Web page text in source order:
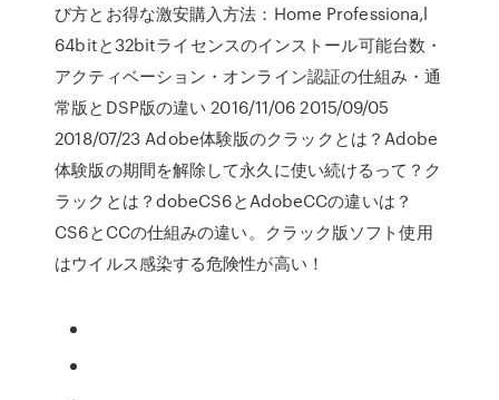
び方とお得な激安購入方法：Home Professiona,l
64bitと32bitライセンスのインストール可能台数・
アクティベーション・オンライン認証の仕組み・通
常版とDSP版の違い 2016/11/06 2015/09/05
2018/07/23 Adobe体験版のクラックとは？Adobe
体験版の期間を解除して永久に使い続けるって？ク
ラックとは？dobeCS6とAdobeCCの違いは？
CS6とCCの仕組みの違い。クラック版ソフト使用
はウイルス感染する危険性が高い！